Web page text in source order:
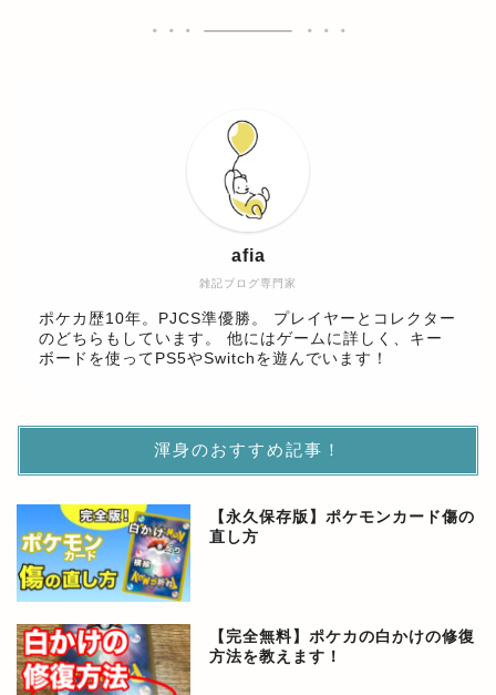
雑記ブログ専門家
afia
ポケカ歴10年。PJCS準優勝。 プレイヤーとコレクター
のどちらもしています。 他にはゲームに詳しく、キー
ボードを使ってPS5やSwitchを遊んでいます！
渾身のおすすめ記事！
【永久保存版】ポケモンカード傷の
直し方
【完全無料】ポケカの白かけの修復
方法を教えます！